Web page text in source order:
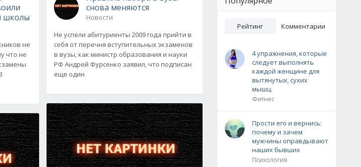
школы
не
что не
снова меняются
Новости
Не успели абитуриенты 2009 года прийти в
себя от перечня вступительных экзаменов
в вузы, как министр образования и науки
РФ Андрей Фурсенко заявил, что подписан
еще один
Рейтинг Комментарии
4 упражнения, которые
следует выполнять
каждой женщине для
вытянутых, сухих
мышц.
Фитнес
Прости его и вернись:
почему и зачем
мужчины оправдывают
наших бывших
Психология